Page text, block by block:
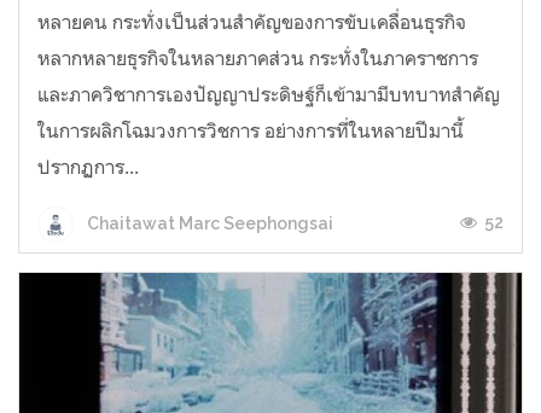
หลายคน กระทั่งเป็นส่วนสำคัญของการขับเคลื่อนธุรกิจ
หลากหลายธุรกิจในหลายภาคส่วน กระทั่งในภาคราชการ
และภาควิชาการเองปัญญาประดิษฐ์ก็เข้ามามีบทบาทสำคัญ
ในการผลิกโฉมวงการวิชการ อย่างการที่ในหลายปีมานี้
ปรากฏการ...
Chaitawat Marc Seephongsai 52